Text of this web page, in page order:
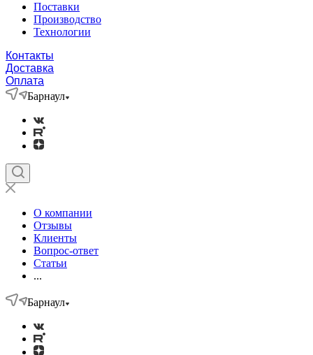
Поставки
Производство
Технологии
Контакты
Доставка
Оплата
Барнаул
О компании
Отзывы
Клиенты
Вопрос-ответ
Статьи
...
Барнаул